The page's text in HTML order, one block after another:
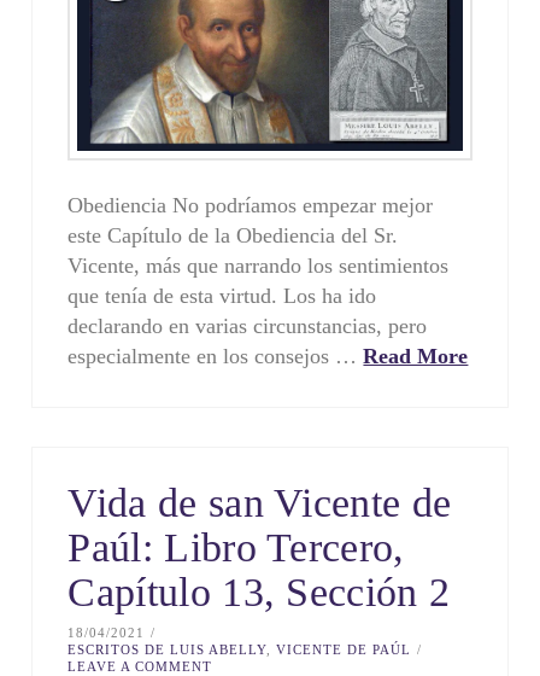
Obediencia No podríamos empezar mejor
este Capítulo de la Obediencia del Sr.
Vicente, más que narrando los sentimientos
que tenía de esta virtud. Los ha ido
declarando en varias circunstancias, pero
especialmente en los consejos …Read More
Vida de san Vicente de
Paúl: Libro Tercero,
Capítulo 13, Sección 2
18/04/2021
ESCRITOS DE LUIS ABELLY ,VICENTE DE PAÚL
LEAVE A COMMENT